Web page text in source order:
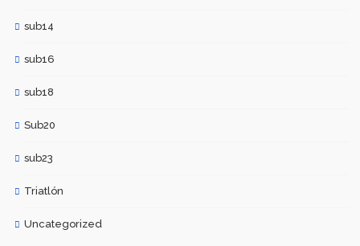
sub14
sub16
sub18
Sub20
sub23
Triatlón
Uncategorized